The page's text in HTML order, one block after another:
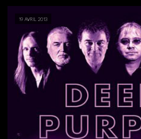
19 avril 2013